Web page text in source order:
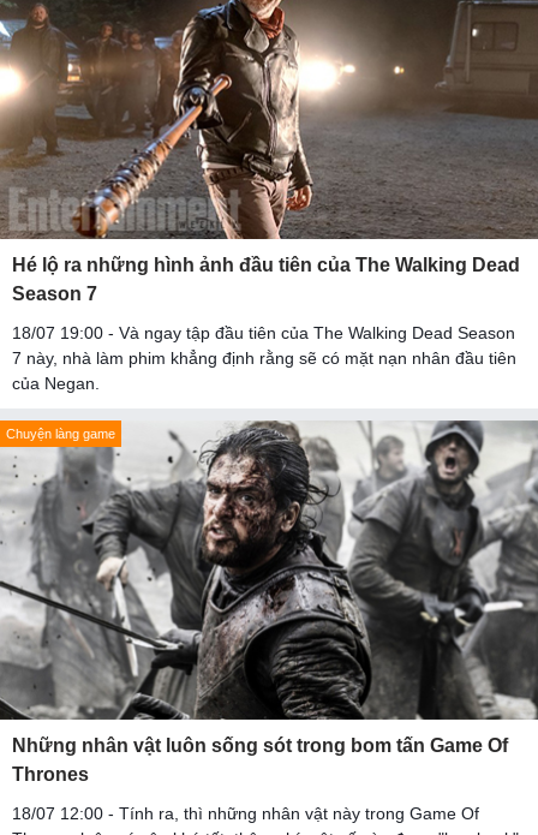
Hé lộ ra những hình ảnh đầu tiên của The Walking Dead
Season 7
18/07 19:00 - Và ngay tập đầu tiên của The Walking Dead Season
7 này, nhà làm phim khẳng định rằng sẽ có mặt nạn nhân đầu tiên
của Negan.
Chuyện làng game
Những nhân vật luôn sống sót trong bom tấn Game Of
Thrones
18/07 12:00 - Tính ra, thì những nhân vật này trong Game Of